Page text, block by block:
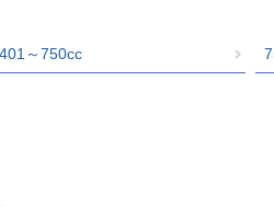
401～750cc